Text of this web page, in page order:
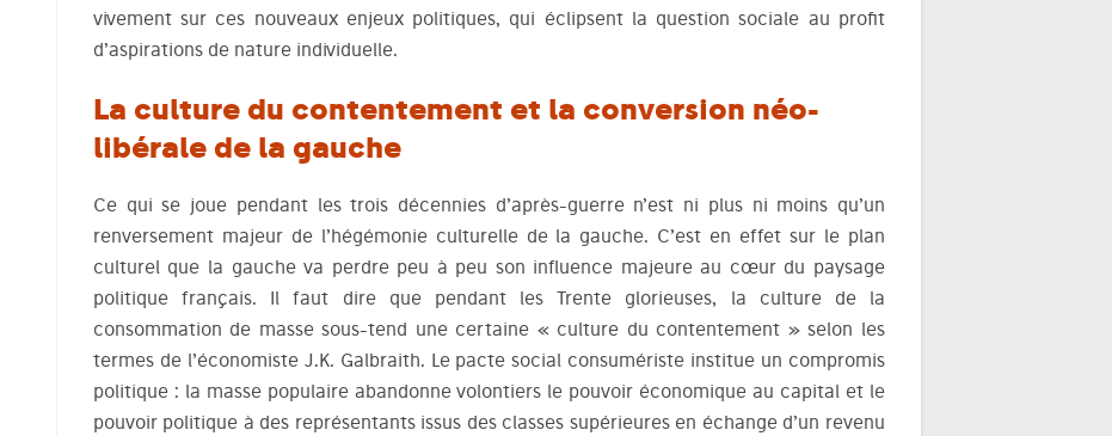
vivement sur ces nouveaux enjeux politiques, qui éclipsent la question sociale au profit
d’aspirations de nature individuelle.
La culture du contentement et la conversion néo-
libérale de la gauche
Ce qui se joue pendant les trois décennies d’après-guerre n’est ni plus ni moins qu’un
renversement majeur de l’hégémonie culturelle de la gauche. C’est en effet sur le plan
culturel que la gauche va perdre peu à peu son influence majeure au cœur du paysage
politique français. Il faut dire que pendant les Trente glorieuses, la culture de la
consommation de masse sous-tend une certaine « culture du contentement » selon les
termes de l’économiste J.K. Galbraith. Le pacte social consumériste institue un compromis
politique : la masse populaire abandonne volontiers le pouvoir économique au capital et le
pouvoir politique à des représentants issus des classes supérieures en échange d’un revenu